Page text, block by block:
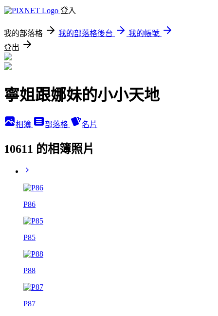
登入
我的部落格 我的部落格後台
我的帳號
登出
寧姐跟娜妹的小小天地
相簿 部落格 名片
10611 的相簿照片
P86
P85
P88
P87